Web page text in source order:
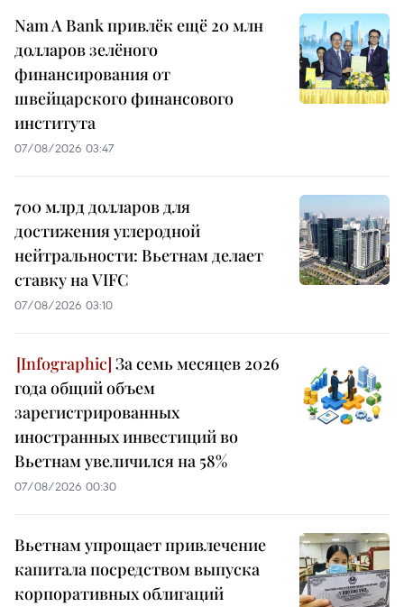
Nam A Bank привлёк ещё 20 млн
долларов зелёного
финансирования от
швейцарского финансового
института
07/08/2026 03:47
700 млрд долларов для
достижения углеродной
нейтральности: Вьетнам делает
ставку на VIFC
07/08/2026 03:10
За семь месяцев 2026
года общий объем
зарегистрированных
иностранных инвестиций во
Вьетнам увеличился на 58%
07/08/2026 00:30
Вьетнам упрощает привлечение
капитала посредством выпуска
корпоративных облигаций